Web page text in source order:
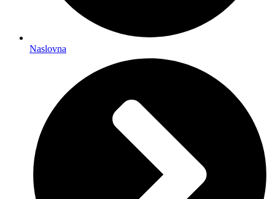
Naslovna